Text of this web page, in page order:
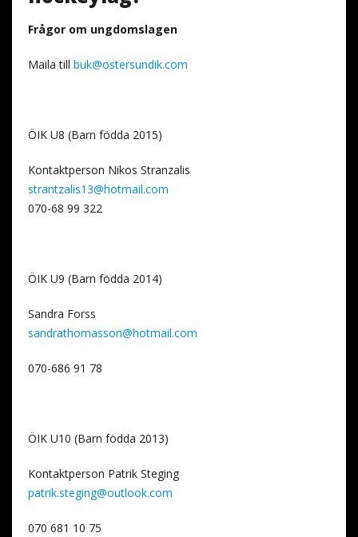
Frågor om ungdomslagen
Maila till buk@ostersundik.com
ÖIK U8 (Barn födda 2015)
Kontaktperson Nikos Stranzalis
strantzalis13@hotmail.com
070-68 99 322
ÖIK U9 (Barn födda 2014)
Sandra Forss
sandrathomasson@hotmail.com
070-686 91 78
ÖIK U10 (Barn födda 2013)
Kontaktperson Patrik Steging
patrik.steging@outlook.com
070 681 10 75